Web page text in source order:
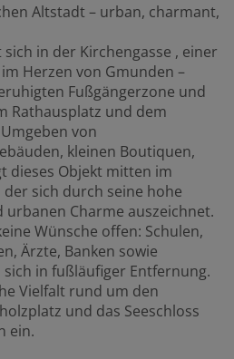
Altstadt – urban, charmant,
in der Kirchengasse , einer
Herzen von Gmunden –
Fußgängerzone und
Rathausplatz und dem
von
kleinen Boutiquen,
dieses Objekt mitten im
sich durch seine hohe
Charme auszeichnet.
Wünsche offen: Schulen,
Ärzte, Banken sowie
in fußläufiger Entfernung.
Vielfalt rund um den
und das Seeschloss
ein.